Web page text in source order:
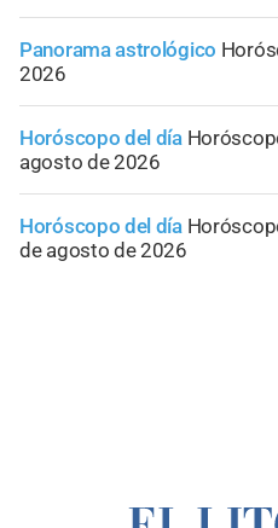
Panorama astrológico
2026
Horóscopo del día
agosto de 2026
Horóscopo del día
de agosto de 2026